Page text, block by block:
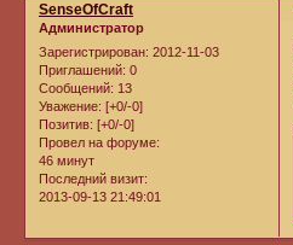
SenseOfCraft
Администратор
Зарегистрирован: 2012-11-03
Приглашений: 0
Сообщений: 13
Уважение: [+0/-0]
Позитив: [+0/-0]
Провел на форуме:
46 минут
Последний визит:
2013-09-13 21:49:01